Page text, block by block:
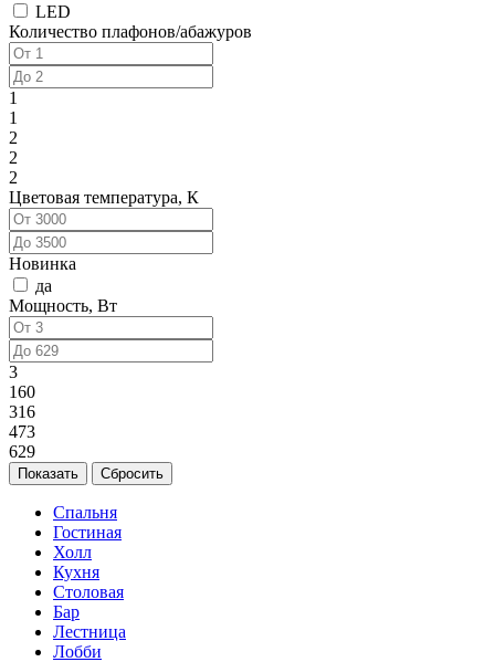
LED
Количество плафонов/абажуров
1
1
2
2
2
Цветовая температура, К
Новинка
да
Мощность, Вт
3
160
316
473
629
Спальня
Гостиная
Холл
Кухня
Столовая
Бар
Лестница
Лобби